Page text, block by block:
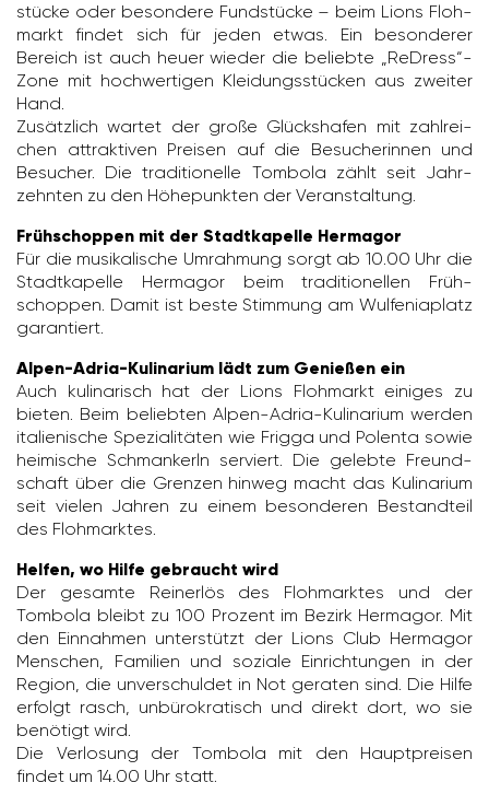
stücke oder beson­dere Fund­stücke – beim Lions Floh­
markt findet sich für jeden etwas. Ein beson­derer
Bereich ist auch heuer wieder die beliebte „ReDress“-
Zone mit hoch­wer­tigen Klei­dungs­stü­cken aus zweiter
Hand.
Zusätz­lich wartet der große Glücks­hafen mit zahl­rei­
chen attrak­tiven Preisen auf die Besu­che­rinnen und
Besu­cher. Die tradi­tio­nelle Tombola zählt seit Jahr­
zehnten zu den Höhe­punkten der Veran­stal­tung.
Frühschoppen mit der Stadtkapelle Hermagor
Für die musi­ka­li­sche Umrah­mung sorgt ab 10.00 Uhr die
Stadt­ka­pelle Hermagor beim tradi­tio­nellen Früh­
schoppen. Damit ist beste Stim­mung am Wulfe­nia­platz
garan­tiert.
Alpen-Adria-Kulinarium lädt zum Genießen ein
Auch kuli­na­risch hat der Lions Floh­markt einiges zu
bieten. Beim beliebten Alpen-Adria-Kuli­na­rium werden
italie­ni­sche Spezia­li­täten wie Frigga und Polenta sowie
heimi­sche Schman­kerln serviert. Die gelebte Freund­
schaft über die Grenzen hinweg macht das Kuli­na­rium
seit vielen Jahren zu einem beson­deren Bestand­teil
des Floh­marktes.
Helfen, wo Hilfe gebraucht wird
Der gesamte Rein­erlös des Floh­marktes und der
Tombola bleibt zu 100 Prozent im Bezirk Hermagor. Mit
den Einnahmen unter­stützt der Lions Club Hermagor
Menschen, Fami­lien und soziale Einrich­tungen in der
Region, die unver­schuldet in Not geraten sind. Die Hilfe
erfolgt rasch, unbü­ro­kra­tisch und direkt dort, wo sie
benö­tigt wird.
Die Verlo­sung der Tombola mit den Haupt­preisen
findet um 14.00 Uhr statt.